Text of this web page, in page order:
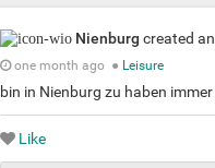
Nienburg created
one month ago ● Leisure
bin in Nienburg zu haben
Like